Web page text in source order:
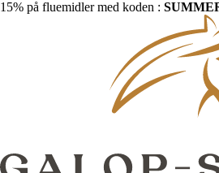
15% på fluemidler med koden :